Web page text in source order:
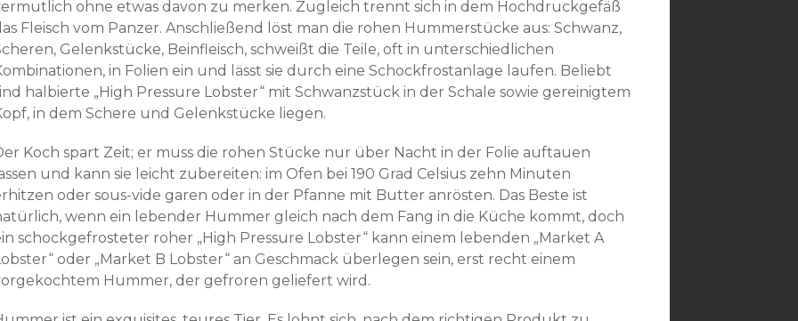
ohne etwas davon zu merken. Zugleich trennt sich in dem Hochdruckgefäß
Fleisch vom Panzer. Anschließend löst man die rohen Hummerstücke aus: Schwanz,
Gelenkstücke, Beinfleisch, schweißt die Teile, oft in unterschiedlichen
in Folien ein und lässt sie durch eine Schockfrostanlage laufen. Beliebt
halbierte „High Pressure Lobster“ mit Schwanzstück in der Schale sowie gereinigtem
in dem Schere und Gelenkstücke liegen.
Koch spart Zeit; er muss die rohen Stücke nur über Nacht in der Folie auftauen
und kann sie leicht zubereiten: im Ofen bei 190 Grad Celsius zehn Minuten
oder sous-vide garen oder in der Pfanne mit Butter anrösten. Das Beste ist
wenn ein lebender Hummer gleich nach dem Fang in die Küche kommt, doch
schockgefrosteter roher „High Pressure Lobster“ kann einem lebenden „Market A
oder „Market B Lobster“ an Geschmack überlegen sein, erst recht einem
Hummer, der gefroren geliefert wird.